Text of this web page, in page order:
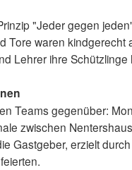
"Jeder gegen
Tore waren kindgerecht
Lehrer ihre Schützlinge
Teams gegenüber:
zwischen
Gastgeber, erzielt